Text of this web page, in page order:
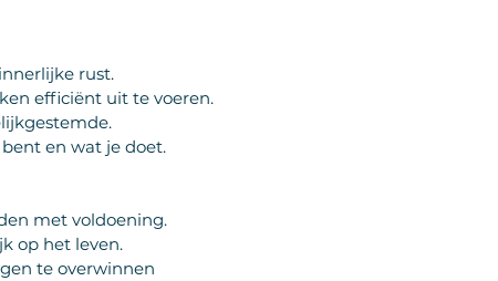
rust.
efficiënt uit te voeren.
en wat je doet.
met voldoening.
op het leven.
te overwinnen